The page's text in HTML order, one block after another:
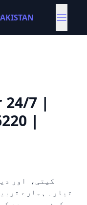
24/7 |
|
کیتی، اور
تیار۔ ہمارے